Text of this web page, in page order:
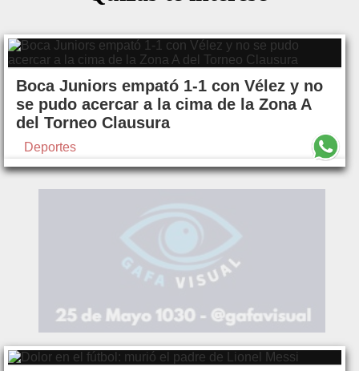
Boca Juniors empató 1-1 con Vélez y no
se pudo acercar a la cima de la Zona A
del Torneo Clausura
Deportes